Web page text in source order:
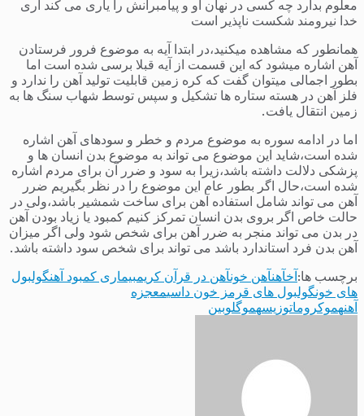
معلوم بدارد چه کسى در نهان او و پیامبرانش را یارى مى ‏کند آرى
خدا نیرومند شکست ناپذیر است
همانطور که مشاهده میکنید،در ابتدا آیه به موضوع فرور فرستادن
آهن اشاره میشود که این قسمت از آیه قبلا برسی شده است اما
بطور اجمالی میتوان گفت که کره زمین قابلیت تولید آهن را ندارد و
فلز آهن در هسته ستاره ها تشکیل و سپس توسط شهاب سنگ ها به
زمین انتقال یافت.
اما در ادامه سوره به موضوع مردم و خطر و سودهای آهن اشاره
شده است،شاید این موضوع می تواند به موضوع بدن انسان ها و
پزشکی دلالت داشته باشد،زیرا به سود و ضرر آن برای مردم اشاره
شده است،حال اگر بطور عام این موضوع را در نظر بگیریم ضرر
آهن می تواند شامل استفاده آهن برای ساخت شمشیر باشد،ولی در
حالت خاص اگر بروی بدن انسان تمرکز کنیم کمبود یا زیاد بودن آهن
در بدن می تواند منجر به ضرر آهن برای شخص شود ولی اگر میزان
آهن بدن فرد استاندارد باشد می تواند برای شخص سود داشته باشد.
برچسب ها:آخآهنآهن خونآهن در قرآن کریمبیماری کمبود آهنگولبول
های خونگولبول های قرمز خون داسیمعجزه
آهنهموکروماتوزیسهموگلوبین